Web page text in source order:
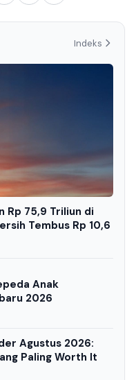
Indeks
Rp 75,9 Triliun di
Tembus Rp 10,6
Anak
2026
Agustus 2026:
Paling Worth It